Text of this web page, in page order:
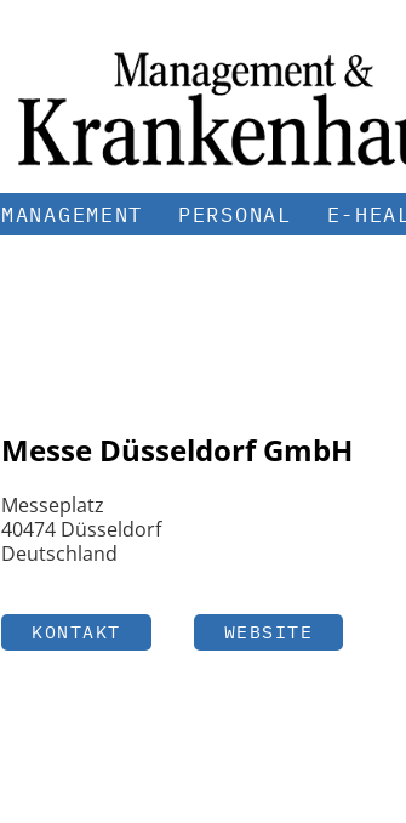
MANAGEMENT PERSONAL E-
Messe Düsseldorf GmbH
Messeplatz
40474 Düsseldorf
Deutschland
KONTAKT WEBSITE